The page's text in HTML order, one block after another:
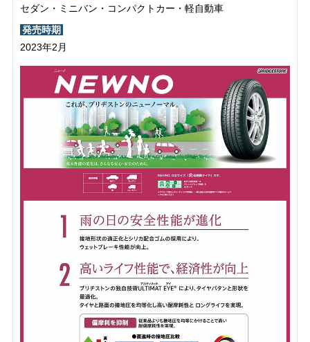
セダン・ミニバン・コンパクトカー・軽自動車
発売時期
2023年2月